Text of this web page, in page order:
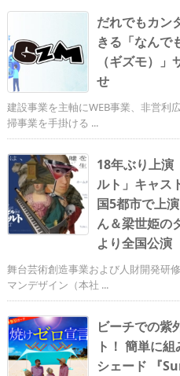
だれでもカン
きる「なんで
（ギズモ）
せ
建設事業を主軸にWEB事業、非営利
掃事業を手掛ける ...
18年ぶり上演
ルト」キャス
国5都市で上
ん＆梁世姫の
より全国公演
舞台芸術創造事業および人財開発研
マンデザイン（本社 ...
ビーチでの紫
ト！ 簡単に
シェード 『